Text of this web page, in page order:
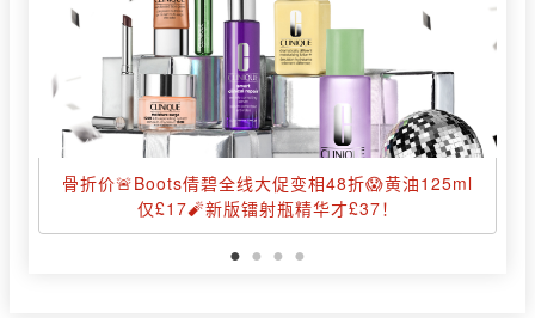
骨折价🚨Boots倩碧全线大促变相48折😱黄油125ml
仅£17🧨新版镭射瓶精华才£37！